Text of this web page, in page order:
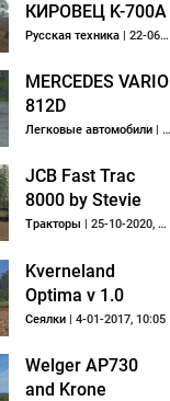
КИРОВЕЦ K-700A
Русская техника | 22-06-2019, 19:42
MERCEDES VARIO
812D
Легковые автомобили | 18-10-2013, 09:25
JCB Fast Trac
8000 by Stevie
Тракторы | 25-10-2020, 12:45
Kverneland
Optima v 1.0
Сеялки | 4-01-2017, 10:05
Welger AP730
and Krone